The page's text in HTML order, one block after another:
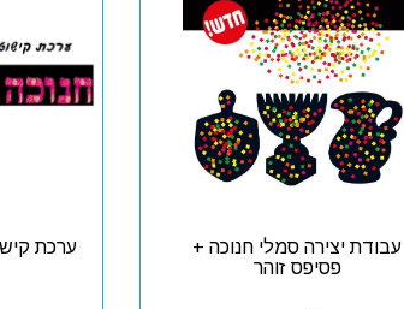
עבודת יצירה סמלי חנוכה +
פסיפס זוהר
ערכת